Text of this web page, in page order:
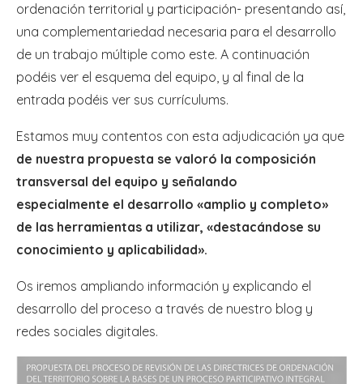
ordenación territorial y participación- presentando así,
una complementariedad necesaria para el desarrollo
de un trabajo múltiple como este. A continuación
podéis ver el esquema del equipo, y al final de la
entrada podéis ver sus currículums.
Estamos muy contentos con esta adjudicación ya que
de nuestra propuesta se valoró la composición
transversal del equipo y señalando
especialmente el desarrollo «amplio y completo»
de las herramientas a utilizar, «destacándose su
conocimiento y aplicabilidad».
Os iremos ampliando información y explicando el
desarrollo del proceso a través de nuestro blog y
redes sociales digitales.